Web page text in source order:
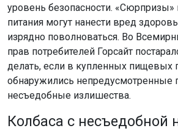
уровень безопасности. «Сюрпризы»
питания могут нанести вред
изрядно поволноваться. Во
прав потребителей Горсайт
делать, если в купленных пищевых
обнаружились непредусмотренные
несъедобные излишества.
Колбаса с несъедобной